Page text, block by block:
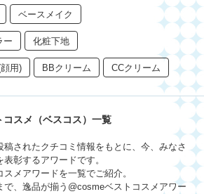
ベースメイク
ー 化粧下地
用) BBクリーム CCクリーム
コスメ（ベスコス）一覧
されたクチコミ情報をもとに、今、みなさ
彰するアワードです。
メアワードを一覧でご紹介。
で、逸品が揃う@cosmeベストコスメアワー